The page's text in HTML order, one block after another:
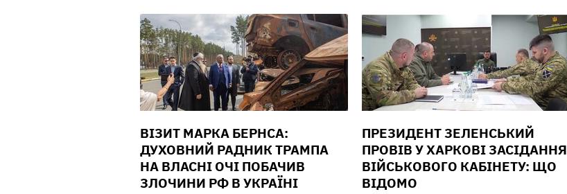
ВІЗИТ МАРКА БЕРНСА:
ДУХОВНИЙ РАДНИК ТРАМПА
НА ВЛАСНІ ОЧІ ПОБАЧИВ
ЗЛОЧИНИ РФ В УКРАЇНІ
ПРЕЗИДЕНТ ЗЕЛЕНСЬКИЙ
ПРОВІВ У ХАРКОВІ ЗАСІДАННЯ
ВІЙСЬКОВОГО КАБІНЕТУ: ЩО
ВІДОМО